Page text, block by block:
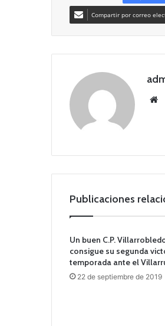
Compartir por correo
Publicaciones
Un buen C.P.
consigue su segunda
temporada ante el
22 de septiembre de 2019